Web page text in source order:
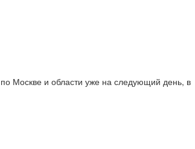
Москве и области уже на следующий день, в